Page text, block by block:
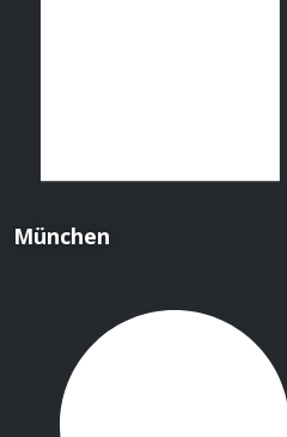
München